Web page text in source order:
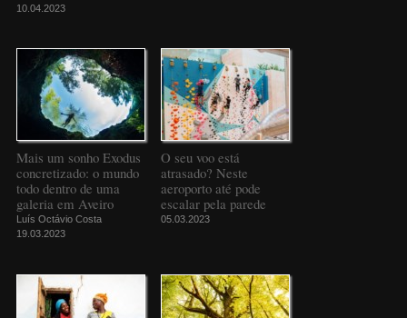
10.04.2023
Mais um sonho Exodus
concretizado: o mundo
todo dentro de uma
galeria em Aveiro
Luís Octávio Costa
19.03.2023
O seu voo está
atrasado? Neste
aeroporto até pode
escalar pela parede
05.03.2023